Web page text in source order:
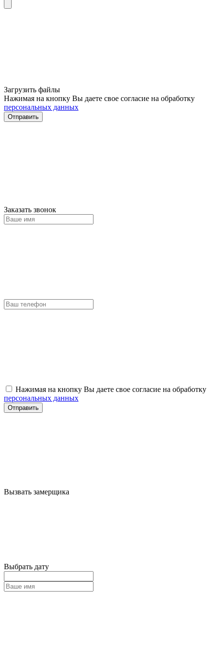
Загрузить файлы
Нажимая на кнопку Вы даете свое согласие на обработку
персональных данных
Отправить
Заказать звонок
Нажимая на кнопку Вы даете свое согласие на обработку
персональных данных
Отправить
Вызвать замерщика
Выбрать дату